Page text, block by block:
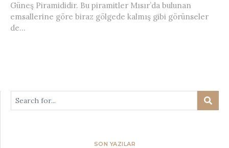
Güneş Piramididir. Bu piramitler Mısır’da bulunan
emsallerine göre biraz gölgede kalmış gibi görünseler
de...
SON YAZILAR